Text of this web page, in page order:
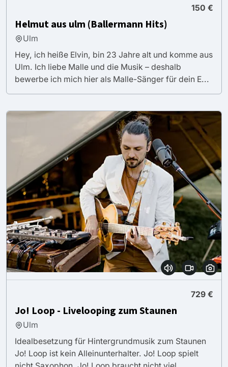
150 €
Helmut aus ulm (Ballermann Hits)
Ulm
Hey, ich heiße Elvin, bin 23 Jahre alt und komme aus
Ulm. Ich liebe Malle und die Musik – deshalb
bewerbe ich mich hier als Malle-Sänger für dein E...
729 €
Jo! Loop - Livelooping zum Staunen
Ulm
Idealbesetzung für Hintergrundmusik zum Staunen
Jo! Loop ist kein Alleinunterhalter. Jo! Loop spielt